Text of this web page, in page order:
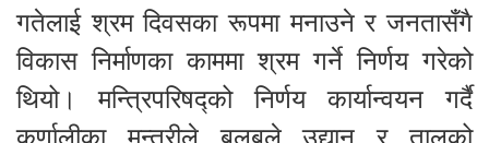
गतेलाई श्रम दिवसका रूपमा मनाउने र जनतासँगै
विकास निर्माणका काममा श्रम गर्ने निर्णय गरेको
थियो। मन्त्रिपरिषद्को निर्णय कार्यान्वयन गर्दै
कर्णालीका मन्त्रीले बुलबुले उद्यान र तालको